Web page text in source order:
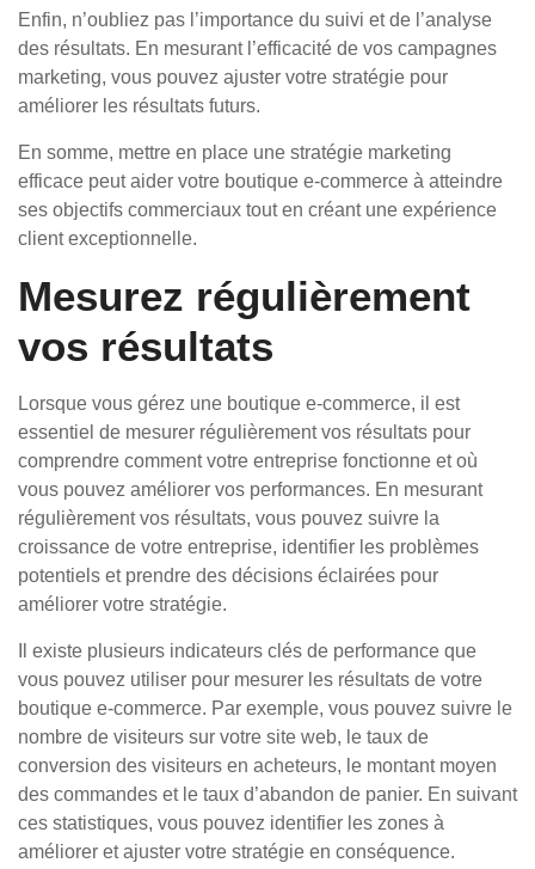
Enfin, n’oubliez pas l’importance du suivi et de l’analyse
des résultats. En mesurant l’efficacité de vos campagnes
marketing, vous pouvez ajuster votre stratégie pour
améliorer les résultats futurs.
En somme, mettre en place une stratégie marketing
efficace peut aider votre boutique e-commerce à atteindre
ses objectifs commerciaux tout en créant une expérience
client exceptionnelle.
Mesurez régulièrement
vos résultats
Lorsque vous gérez une boutique e-commerce, il est
essentiel de mesurer régulièrement vos résultats pour
comprendre comment votre entreprise fonctionne et où
vous pouvez améliorer vos performances. En mesurant
régulièrement vos résultats, vous pouvez suivre la
croissance de votre entreprise, identifier les problèmes
potentiels et prendre des décisions éclairées pour
améliorer votre stratégie.
Il existe plusieurs indicateurs clés de performance que
vous pouvez utiliser pour mesurer les résultats de votre
boutique e-commerce. Par exemple, vous pouvez suivre le
nombre de visiteurs sur votre site web, le taux de
conversion des visiteurs en acheteurs, le montant moyen
des commandes et le taux d’abandon de panier. En suivant
ces statistiques, vous pouvez identifier les zones à
améliorer et ajuster votre stratégie en conséquence.